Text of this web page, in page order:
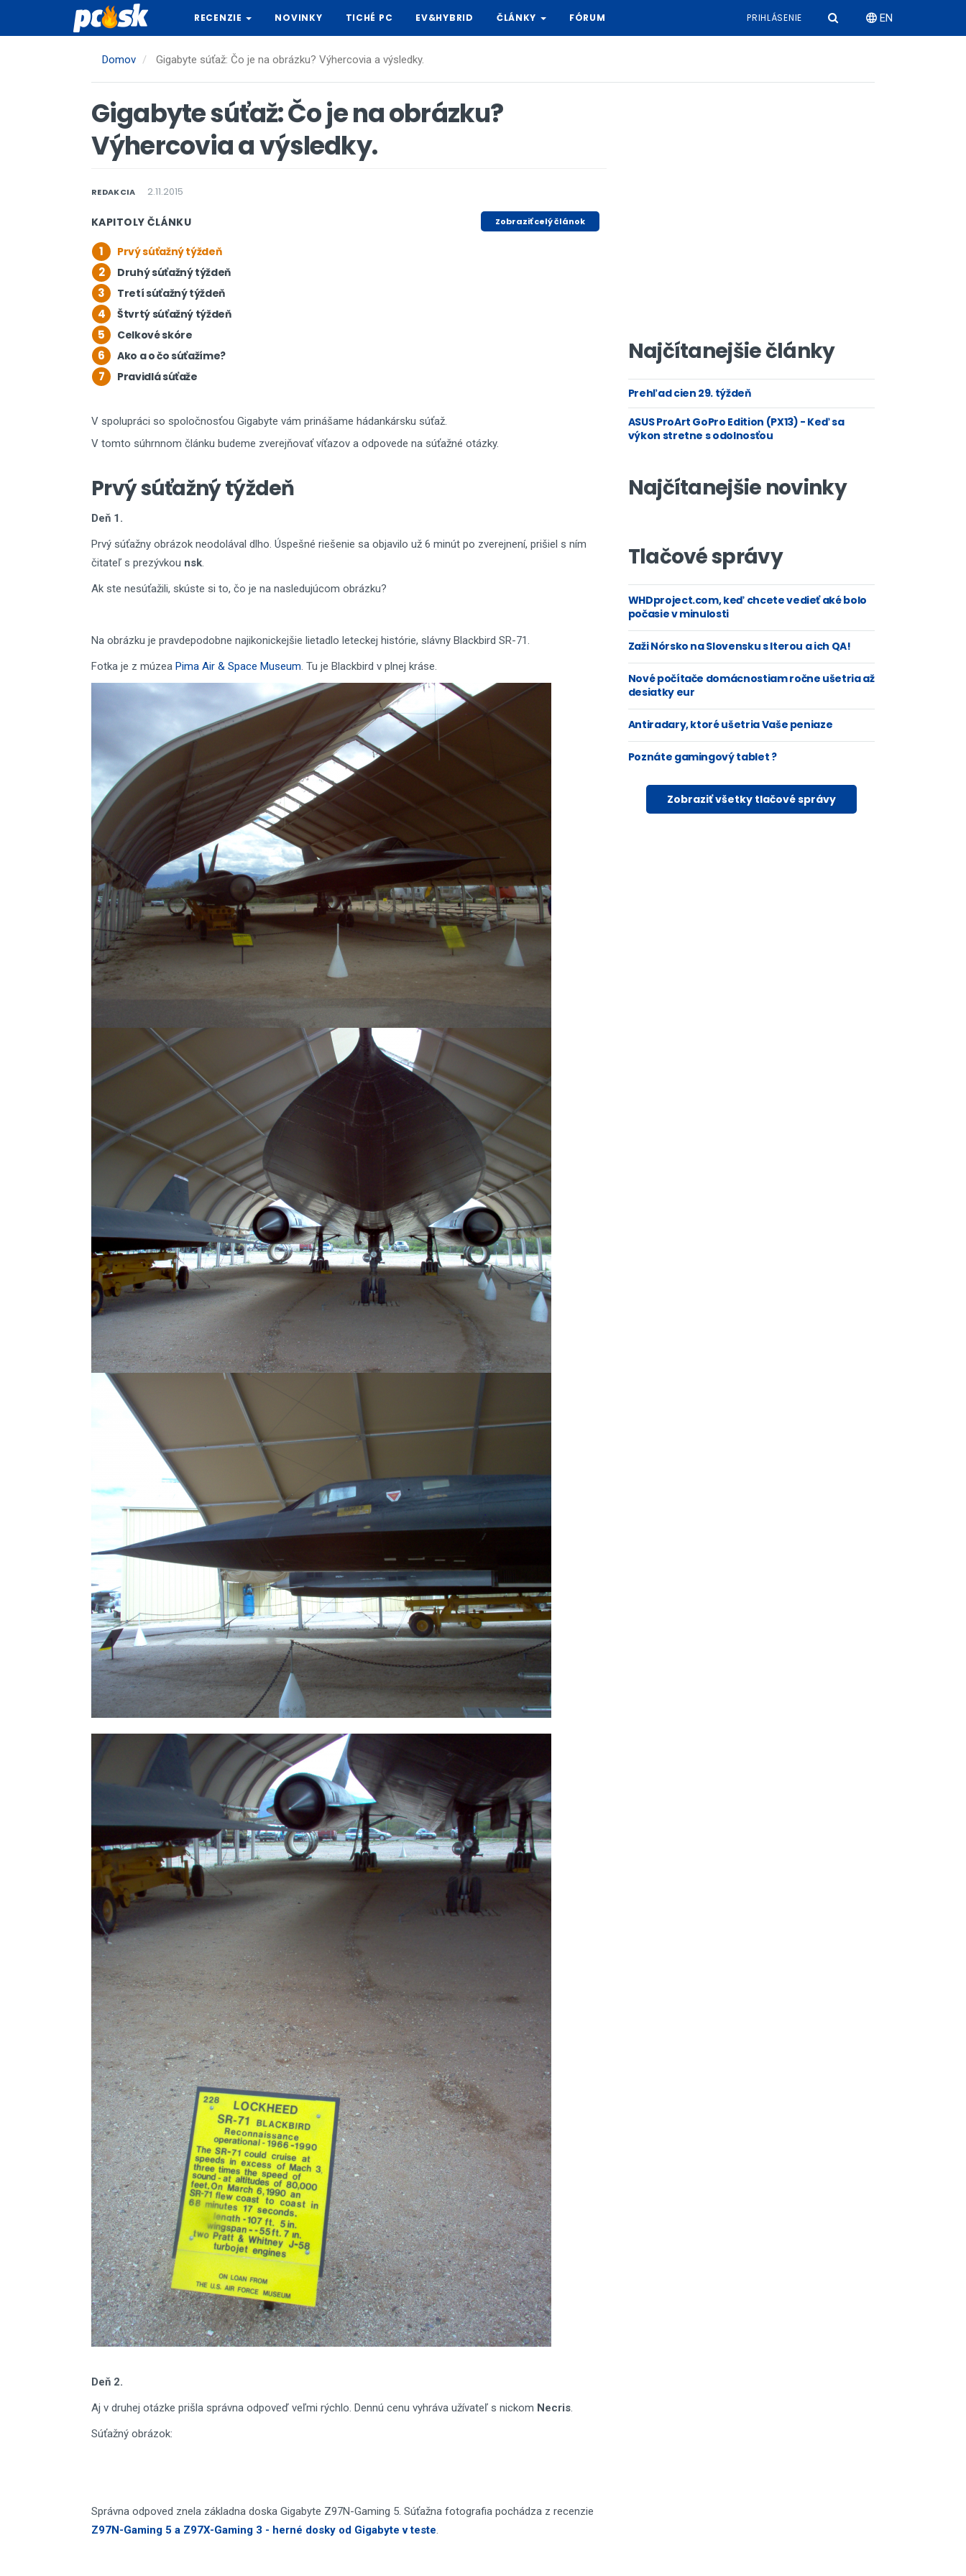
hlavný
RECENZIE NOVINKY TICHÉ PC EV&HYBRID ČLÁNKY FÓRUM PRIHLÁSENIE EN
Domov Gigabyte súťaž: Čo je na obrázku? Výhercovia a výsledky.
Gigabyte súťaž: Čo je na obrázku?
Výhercovia a výsledky.
REDAKCIA 2.11.2015
KAPITOLY ČLÁNKU Zobraziť celý článok
1 Prvý súťažný týždeň
2 Druhý súťažný týždeň
3 Tretí súťažný týždeň
4 Štvrtý súťažný týždeň
5 Celkové skóre
6 Ako a o čo súťažíme?
7 Pravidlá súťaže
V spolupráci so spoločnosťou Gigabyte vám prinášame hádankársku súťaž.
V tomto súhrnnom článku budeme zverejňovať víťazov a odpovede na súťažné otázky.
Prvý súťažný týždeň
Deň 1.
Prvý súťažny obrázok neodolával dlho. Úspešné riešenie sa objavilo už 6 minút po zverejnení, prišiel s ním
čitateľ s prezývkou nsk.
Ak ste nesúťažili, skúste si to, čo je na nasledujúcom obrázku?
Na obrázku je pravdepodobne najikonickejšie lietadlo leteckej histórie, slávny Blackbird SR-71.
Fotka je z múzea Pima Air & Space Museum. Tu je Blackbird v plnej kráse.
Deň 2.
Aj v druhej otázke prišla správna odpoveď veľmi rýchlo. Dennú cenu vyhráva užívateľ s nickom Necris.
Súťažný obrázok:
Správna odpoved znela základna doska Gigabyte Z97N-Gaming 5. Súťažna fotografia pochádza z recenzie
Z97N-Gaming 5 a Z97X-Gaming 3 - herné dosky od Gigabyte v teste.
Najčítanejšie články
Prehľad cien 29. týždeň
ASUS ProArt GoPro Edition (PX13) - Keď sa
výkon stretne s odolnosťou
Najčítanejšie novinky
Tlačové správy
WHDproject.com, keď chcete vedieť aké bolo
počasie v minulosti
Zaži Nórsko na Slovensku s Iterou a ich QA!
Nové počítače domácnostiam ročne ušetria až
desiatky eur
Antiradary, ktoré ušetria Vaše peniaze
Poznáte gamingový tablet ?
Zobraziť všetky tlačové správy